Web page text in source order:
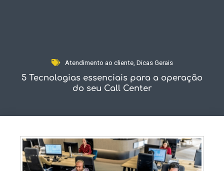
Atendimento ao cliente, Dicas Gerais
5 Tecnologias essenciais para a operação
do seu Call Center